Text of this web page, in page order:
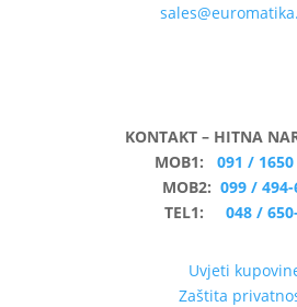
KONTAKT – HITNA
MOB1: 091 / 1650
MOB2: 099 / 494-
TEL1:048 /
Uvjeti
Zaštita